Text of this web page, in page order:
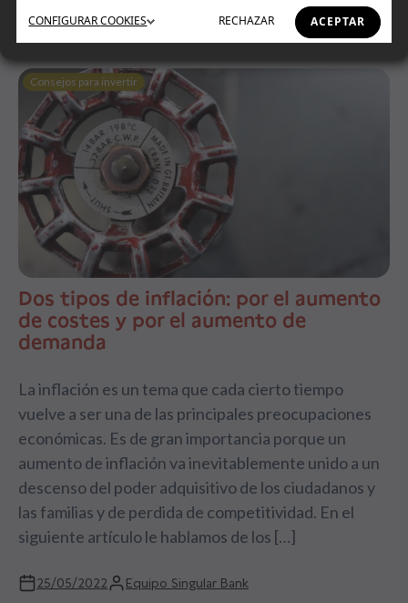
ACEPTAR
RECHAZAR
CONFIGURARCOOKIES
Consejos para invertir
Dos tipos de inflación: por el aumento
de costes y por el aumento de
demanda
La inflación es un tema que cada cierto tiempo
vuelve a ser una de las principales preocupaciones
económicas. Es de gran importancia porque un
aumento de inflación va inevitablemente unido a un
descenso del poder adquisitivo de los ciudadanos y
las familias y de perdida de competitividad. En el
siguiente artículo le hablamos de los […]
25/05/2022 Equipo Singular Bank